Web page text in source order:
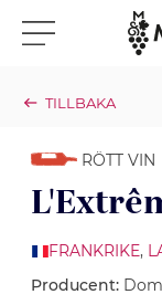
Klicka för meny
TILLBAKA
RÖTT VIN
FRANKRIKE,
Producent: